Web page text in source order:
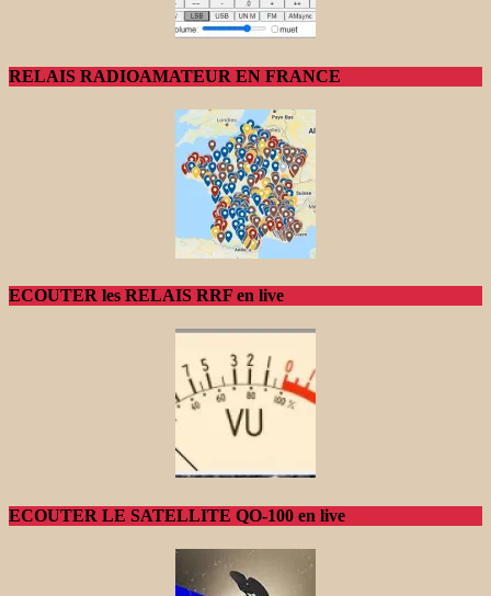
RELAIS RADIOAMATEUR EN FRANCE
ECOUTER les RELAIS RRF en live
ECOUTER LE SATELLITE QO-100 en live